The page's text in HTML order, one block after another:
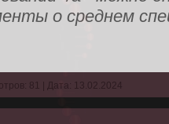
о среднем
81 | Дата: 13.02.2024